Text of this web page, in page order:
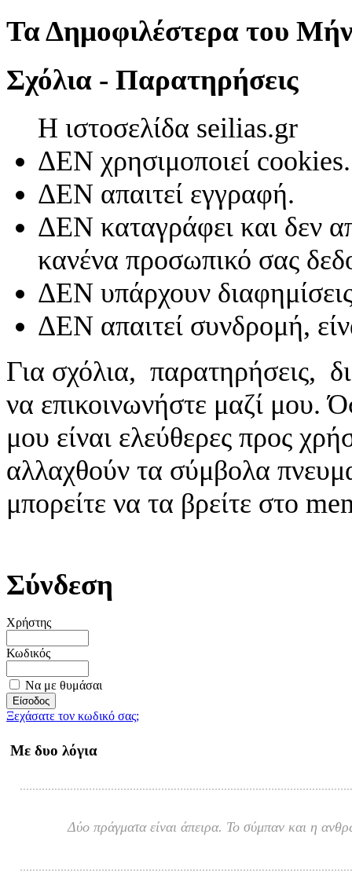
Τα Δημοφιλέστερα του
Σχόλια - Παρατηρήσεις
Η ιστοσελίδα seilias.gr
ΔΕΝ χρησιμοποιεί cookies.
ΔΕΝ απαιτεί εγγραφή.
ΔΕΝ καταγράφει και δεν
κανένα προσωπικό σας
ΔΕΝ υπάρχουν
ΔΕΝ απαιτεί συνδρομή,
Για σχόλια, παρατηρήσεις,
να επικοινωνήστε μαζί μου.
μου είναι ελεύθερες προς
αλλαχθούν τα σύμβολα
μπορείτε να τα βρείτε στο
Σύνδεση
Χρήστης
Κωδικός
Να με θυμάσαι
Ξεχάσατε τον κωδικό σας;
Με δυο λόγια
Δύο πράγματα είναι άπειρα. Το σύμπαν και η